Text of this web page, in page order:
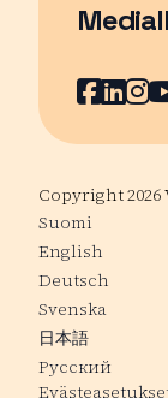
Sivu
Sivu
Copyright 2026
Suomi
English
Deutsch
Svenska
日本語
Русский